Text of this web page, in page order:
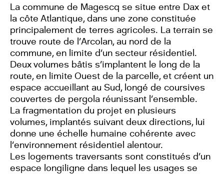
La commune de Magescq se situe entre Dax et
la côte Atlantique, dans une zone constituée
principalement de terres agricoles. La terrain se
trouve route de l’Arcolan, au nord de la
commune, en limite d’un secteur résidentiel.
Deux volumes bâtis s’implantent le long de la
route, en limite Ouest de la parcelle, et créent un
espace accueillant au Sud, longé de coursives
couvertes de pergola réunissant l’ensemble.
La fragmentation du projet en plusieurs
volumes, implantés suivant deux directions, lui
donne une échelle humaine cohérente avec
l’environnement résidentiel alentour.
Les logements traversants sont constitués d’un
espace longiligne dans lequel les usages se